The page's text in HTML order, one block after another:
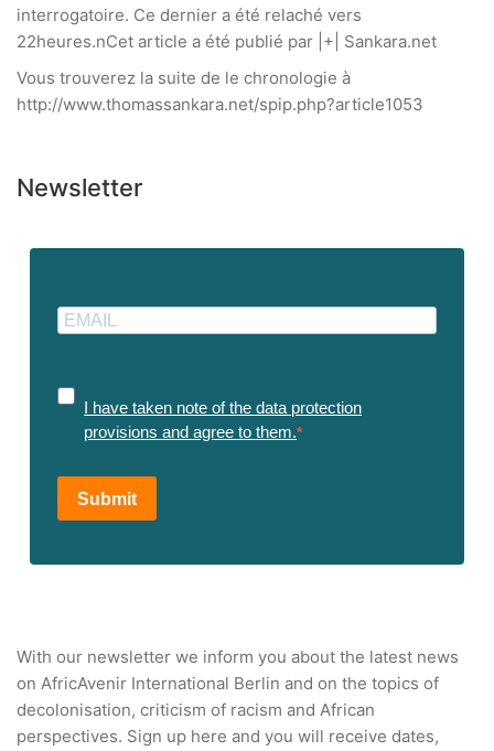
interrogatoire. Ce dernier a été relaché vers
22heures.nCet article a été publié par |+| Sankara.net
Vous trouverez la suite de le chronologie à
http://www.thomassankara.net/spip.php?article1053
Newsletter
I have taken note of the data protection
provisions and agree to them.
Submit
With our newsletter we inform you about the latest news
on AfricAvenir International Berlin and on the topics of
decolonisation, criticism of racism and African
perspectives. Sign up here and you will receive dates,